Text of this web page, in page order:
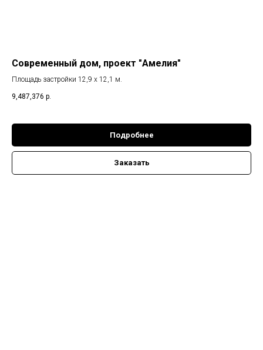
Современный дом, проект "Амелия"
Площадь застройки 12,9 х 12,1 м.
9,487,376 р.
Подробнее
Заказать